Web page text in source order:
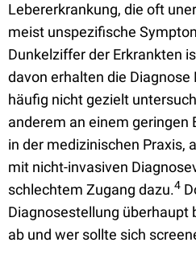
Lebererkrankung, die oft
meist unspezifische
Dunkelziffer der Erkrankten
davon erhalten die Diagnose
häufig nicht gezielt
anderem an einem geringen
in der medizinischen Praxis,
mit nicht-invasiven
schlechtem Zugang dazu.4
Diagnosestellung überhaupt
ab und wer sollte sich